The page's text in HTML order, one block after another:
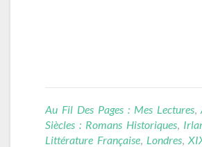
Au Fil Des Pages : Mes Lectures,
Siècles : Romans Historiques,
Littérature Française, Londres,